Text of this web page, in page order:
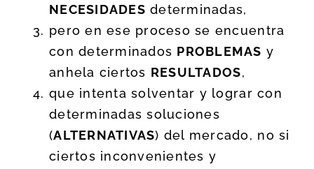
NECESIDADES determinadas,
pero en ese proceso se encuentra
con determinados PROBLEMAS y
anhela ciertos RESULTADOS,
que intenta solventar y lograr con
determinadas soluciones
(ALTERNATIVAS) del mercado, no si
ciertos inconvenientes y